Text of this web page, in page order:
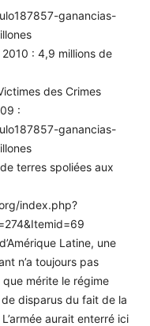
ganancias-
: 4,9 millions de
des Crimes
:
ganancias-
terres spoliées aux
index.php?
Latine, une
n’a toujours pas
mérite le régime
disparus du fait de la
aurait enterré ici